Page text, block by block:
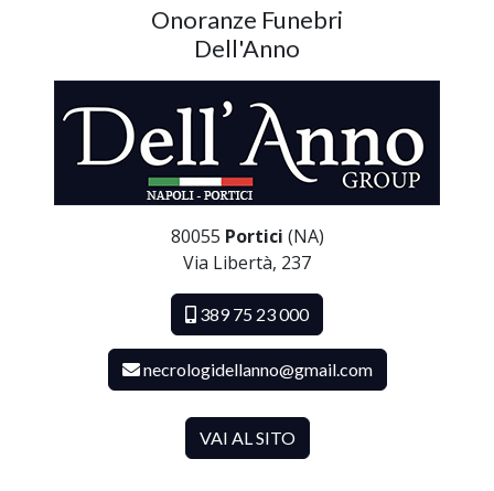
Onoranze Funebri
Dell'Anno
80055 Portici (NA)
Via Libertà, 237
389 75 23 000
necrologidellanno@gmail.com
VAI AL SITO